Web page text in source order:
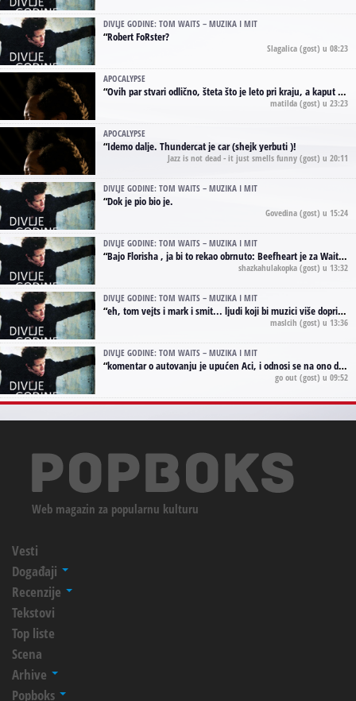
DIVLJE GODINE: TOM WAITS – MUZIKA I MIT
“Robert FoRster?
Slagalica (gost) u 08:23
APOCALYPSE
“Ovih par stvari odlično, šteta što je leto pri kraju, a kaput koji te vervoatno podseća na pirotski ćilim je iz tradicije Navaho indijanaca ;)
matilda (gost) u 23:23
APOCALYPSE
“Idemo dalje. Thundercat je car (shejk yerbuti )!
Jazz is not dead - it just smells funny (gost) u 20:11
DIVLJE GODINE: TOM WAITS – MUZIKA I MIT
“Dok je pio bio je.
Govedina (gost) u 15:24
DIVLJE GODINE: TOM WAITS – MUZIKA I MIT
“Bajo Florisha , ja bi to rekao obrnuto: Beefheart je za Waitsa, isto sto i Hendrix za Lenny Kravitza
shazkahulakopka (gost) u 13:32
DIVLJE GODINE: TOM WAITS – MUZIKA I MIT
“eh, tom vejts i mark i smit... ljudi koji bi muzici više doprineli da su radili kao vozači tramvaja u gsp-u.
maslcih (gost) u 13:36
DIVLJE GODINE: TOM WAITS – MUZIKA I MIT
“komentar o autovanju je upućen Aci, i odnosi se na ono drugo autovanje...'senzualnost Waitsa' ;)
go out (gost) u 09:52
Web magazin za popularnu kulturu
Vesti
Događaji
Recenzije
Tekstovi
Top liste
Scena
Arhive
Popboks